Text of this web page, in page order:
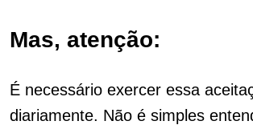
Mas, atenção:
É necessário exercer essa
diariamente. Não é simples